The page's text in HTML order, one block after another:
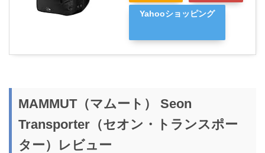
Yahooショッピング
MAMMUT（マムート） Seon
Transporter（セオン・トランスポー
ター）レビュー